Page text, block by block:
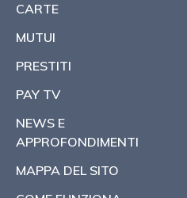
CARTE
MUTUI
PRESTITI
PAY TV
NEWS E
APPROFONDIMENTI
MAPPA DEL SITO